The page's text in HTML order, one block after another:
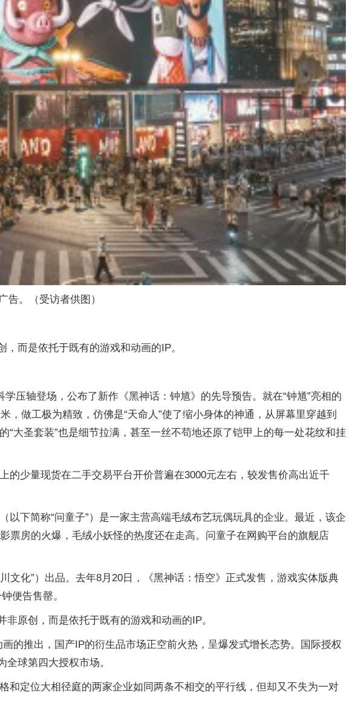
告。（受访者供图）
而是依托于既有的游戏和动画的IP。
压轴登场，公布了新作《黑神话：钟馗》的先导预告。就在“钟馗”亮相的
做工极为精致，仿佛是“天命人”使了缩小身体的神通，从屏幕里穿越到
大圣套装”也是细节拉满，甚至一丝不苟地还原了铠甲上的每一处花纹和挂
少量现货在二手交易平台开价普遍在3000元左右，较发售价高出近千
下简称“问童子”）是一家主营高端毛绒布艺玩偶玩具的企业。最近，该企
票房的火爆，毛绒小妖怪的热度还在走高。问童子在网购平台的旗舰店
文化”）出品。去年8月20日，《黑神话：悟空》正式发售，游戏实体版典
便告售罄。
原创，而是依托于既有的游戏和动画的IP。
的推出，国产IP的衍生品市场正空前火热，呈爆发式增长态势。国际授权
球第四大授权市场。
定位大相径庭的两家企业如同两条不相交的平行线，但却又不失为一对